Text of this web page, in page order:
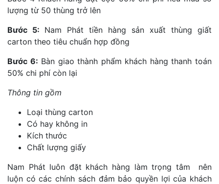
lượng từ 50 thùng trở lên
Bước 5: Nam Phát tiền hàng sản xuất thùng giất
carton theo tiêu chuẩn hợp đồng
Bước 6: Bàn giao thành phẩm khách hàng thanh toán
50% chi phí còn lại
Thông tin gồm
Loại thùng carton
Có hay không in
Kích thước
Chất lượng giấy
Nam Phát luôn đặt khách hàng làm trọng tâm nên
luộn có các chính sách đảm bảo quyền lợi của khách